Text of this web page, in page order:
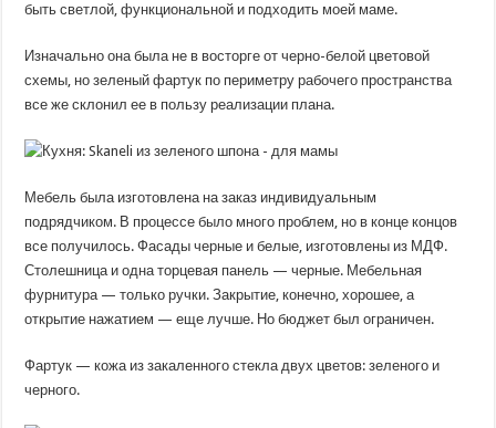
быть светлой, функциональной и подходить моей маме.
Изначально она была не в восторге от черно-белой цветовой
схемы, но зеленый фартук по периметру рабочего пространства
все же склонил ее в пользу реализации плана.
Мебель была изготовлена на заказ индивидуальным
подрядчиком. В процессе было много проблем, но в конце концов
все получилось. Фасады черные и белые, изготовлены из МДФ.
Столешница и одна торцевая панель — черные. Мебельная
фурнитура — только ручки. Закрытие, конечно, хорошее, а
открытие нажатием — еще лучше. Но бюджет был ограничен.
Фартук — кожа из закаленного стекла двух цветов: зеленого и
черного.